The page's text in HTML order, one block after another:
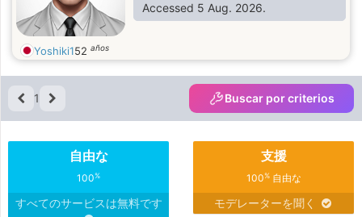
Accessed 5 Aug. 2026.
Yoshiki152 años
1 Buscar por criterios
自由な
100%
すべてのサービスは無料です
支援
100%自由な
モデレーターを聞く